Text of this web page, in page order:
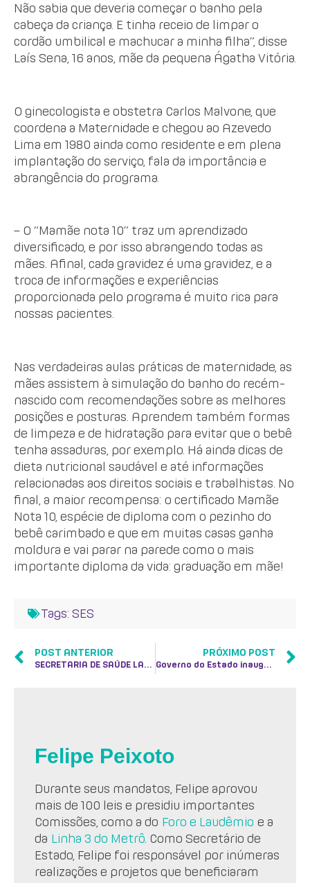
Não sabia que deveria começar o banho pela
cabeça da criança. E tinha receio de limpar o
cordão umbilical e machucar a minha filha”, disse
Laís Sena, 16 anos, mãe da pequena Ágatha Vitória.
O ginecologista e obstetra Carlos Malvone, que
coordena a Maternidade e chegou ao Azevedo
Lima em 1980 ainda como residente e em plena
implantação do serviço, fala da importância e
abrangência do programa.
– O “Mamãe nota 10” traz um aprendizado
diversificado, e por isso abrangendo todas as
mães. Afinal, cada gravidez é uma gravidez, e a
troca de informações e experiências
proporcionada pelo programa é muito rica para
nossas pacientes.
Nas verdadeiras aulas práticas de maternidade, as
mães assistem à simulação do banho do recém-
nascido com recomendações sobre as melhores
posições e posturas. Aprendem também formas
de limpeza e de hidratação para evitar que o bebê
tenha assaduras, por exemplo. Há ainda dicas de
dieta nutricional saudável e até informações
relacionadas aos direitos sociais e trabalhistas. No
final, a maior recompensa: o certificado Mamãe
Nota 10, espécie de diploma com o pezinho do
bebê carimbado e que em muitas casas ganha
moldura e vai parar na parede como o mais
importante diploma da vida: graduação em mãe!
Tags: SES
POST ANTERIOR
SECRETARIA DE SAÚDE LANÇA CAMPANHA CONTRA SÍFILIS CONGÊNITA
PRÓXIMO POST
Governo do Estado inaugura Clínica da Família em Barra Mansa
Felipe Peixoto
Durante seus mandatos, Felipe aprovou
mais de 100 leis e presidiu importantes
Comissões, como a do Foro e Laudêmio e a
da Linha 3 do Metrô . Como Secretário de
Estado, Felipe foi responsável por inúmeras
realizações e projetos que beneficiaram